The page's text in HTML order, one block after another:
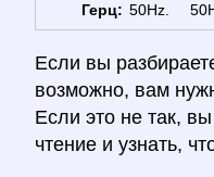
Герц: 50Hz.
Если вы
возможно, вам
Если это не так,
чтение и узнать,